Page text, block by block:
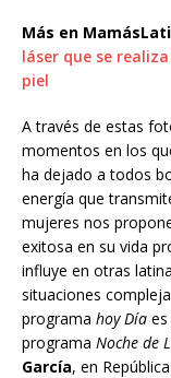
Más en
láser que se
piel
A través de estas
momentos en los
ha dejado a todos
energía que
mujeres nos
exitosa en su vida
influye en otras
situaciones
programa hoy Día
programa Noche de
García, en